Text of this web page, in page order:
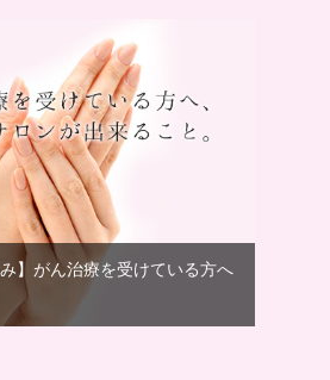
み】がん治療を受けている方へ